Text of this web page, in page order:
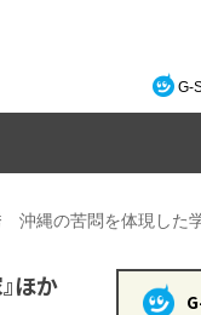
G-
沖縄の苦悶を体現した
ほか